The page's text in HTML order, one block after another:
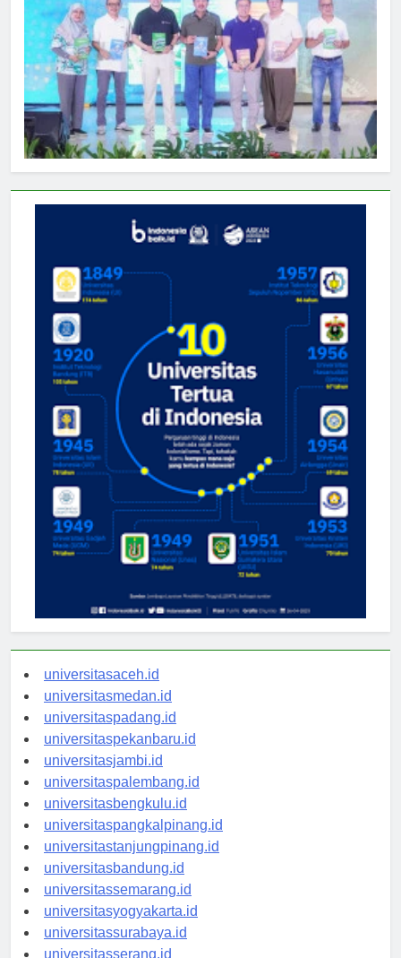
universitasaceh.id
universitasmedan.id
universitaspadang.id
universitaspekanbaru.id
universitasjambi.id
universitaspalembang.id
universitasbengkulu.id
universitaspangkalpinang.id
universitastanjungpinang.id
universitasbandung.id
universitassemarang.id
universitasyogyakarta.id
universitassurabaya.id